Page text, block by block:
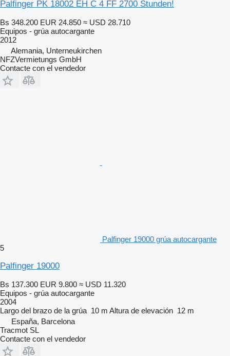
Palfinger PK 18002 EH C 4 FF 2700 Stunden!
Bs 348.200 EUR 24.850 ≈ USD 28.710
Equipos - grúa autocargante
2012
Alemania, Unterneukirchen
NFZVermietungs GmbH
Contacte con el vendedor
Palfinger 19000 grúa autocargante
5
Palfinger 19000
Bs 137.300 EUR 9.800 ≈ USD 11.320
Equipos - grúa autocargante
2004
Largo del brazo de la grúa 10 m Altura de elevación 12 m
España, Barcelona
Tracmot SL
Contacte con el vendedor